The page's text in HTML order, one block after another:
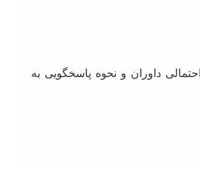
داوران و نحوه پاسخگویی به